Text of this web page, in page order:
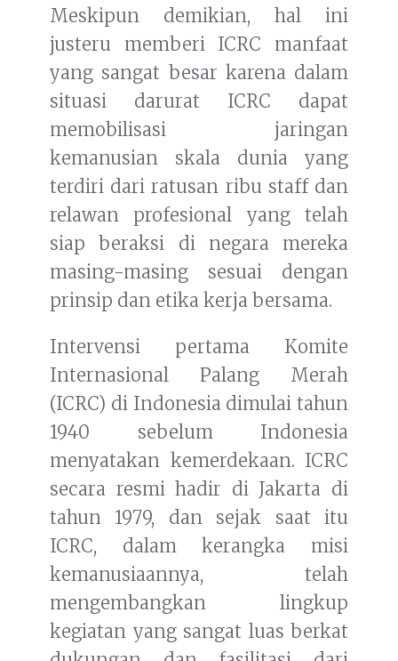
Meskipun demikian, hal ini
justeru memberi ICRC manfaat
yang sangat besar karena dalam
situasi darurat ICRC dapat
memobilisasi jaringan
kemanusian skala dunia yang
terdiri dari ratusan ribu staff dan
relawan profesional yang telah
siap beraksi di negara mereka
masing-masing sesuai dengan
prinsip dan etika kerja bersama.
Intervensi pertama Komite
Internasional Palang Merah
(ICRC) di Indonesia dimulai tahun
1940 sebelum Indonesia
menyatakan kemerdekaan. ICRC
secara resmi hadir di Jakarta di
tahun 1979, dan sejak saat itu
ICRC, dalam kerangka misi
kemanusiaannya, telah
mengembangkan lingkup
kegiatan yang sangat luas berkat